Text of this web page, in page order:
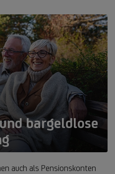
bargeldlose
auch als Pensionskonten